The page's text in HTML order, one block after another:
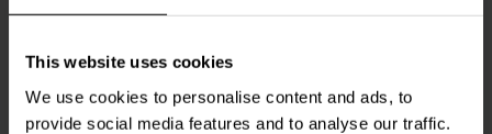
This website uses cookies
We use cookies to personalise content and ads, to
provide social media features and to analyse our traffic.
Confronta
€ 24,95
Confronta
€ 13,